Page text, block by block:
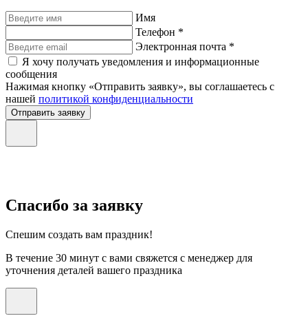
Имя
Телефон *
Электронная почта *
Я хочу получать уведомления и информационные
сообщения
Нажимая кнопку «Отправить заявку», вы соглашаетесь с
нашей политикой конфиденциальности
Отправить заявку
Спасибо за заявку
Спешим создать вам праздник!
В течение 30 минут с вами свяжется с менеджер для
уточнения деталей вашего праздника